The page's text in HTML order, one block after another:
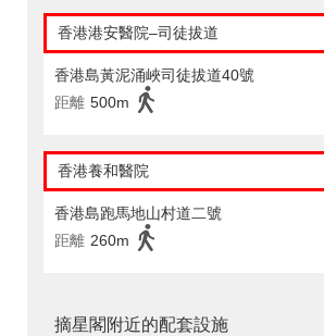
香港港安醫院–司徒拔道
香港島黃泥涌峽司徒拔道40號
距離 500m
香港養和醫院
香港島跑馬地山村道二號
距離 260m
摘星閣附近的配套設施